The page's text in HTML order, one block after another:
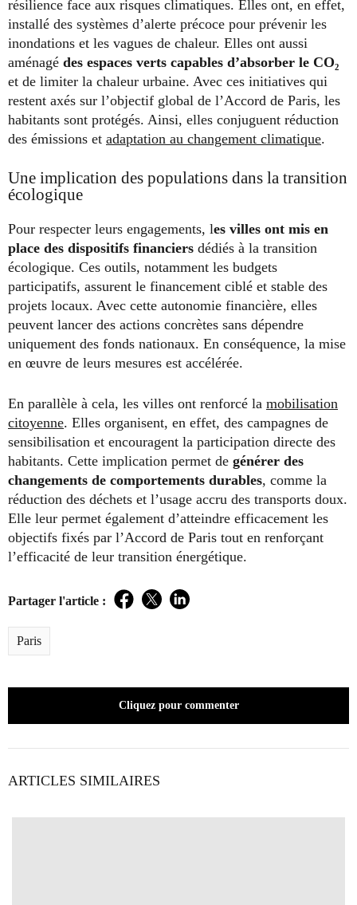
résilience face aux risques climatiques. Elles ont, en effet,
installé des systèmes d’alerte précoce pour prévenir les
inondations et les vagues de chaleur. Elles ont aussi
aménagé des espaces verts capables d’absorber le CO₂
et de limiter la chaleur urbaine. Avec ces initiatives qui
restent axés sur l’objectif global de l’Accord de Paris, les
habitants sont protégés. Ainsi, elles conjuguent réduction
des émissions et adaptation au changement climatique.
Une implication des populations dans la transition
écologique
Pour respecter leurs engagements, les villes ont mis en
place des dispositifs financiers dédiés à la transition
écologique. Ces outils, notamment les budgets
participatifs, assurent le financement ciblé et stable des
projets locaux. Avec cette autonomie financière, elles
peuvent lancer des actions concrètes sans dépendre
uniquement des fonds nationaux. En conséquence, la mise
en œuvre de leurs mesures est accélérée.
En parallèle à cela, les villes ont renforcé la mobilisation
citoyenne. Elles organisent, en effet, des campagnes de
sensibilisation et encouragent la participation directe des
habitants. Cette implication permet de générer des
changements de comportements durables, comme la
réduction des déchets et l’usage accru des transports doux.
Elle leur permet également d’atteindre efficacement les
objectifs fixés par l’Accord de Paris tout en renforçant
l’efficacité de leur transition énergétique.
Partager l'article : Facebook
TwitterLinkedIn
Paris
Cliquez pour commenter
ARTICLES SIMILAIRES